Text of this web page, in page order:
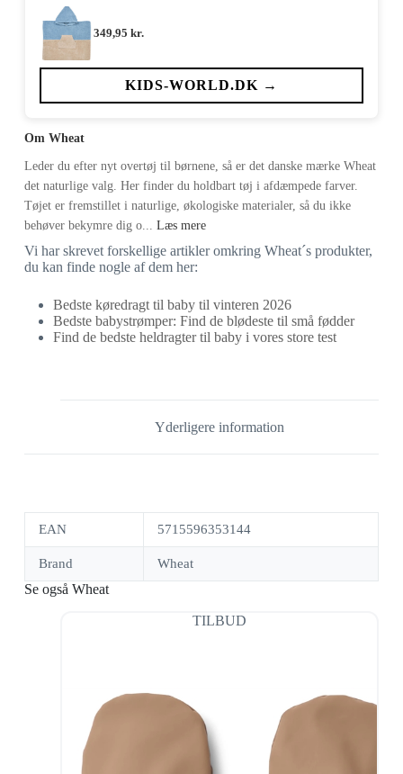
349,95 kr.
KIDS-WORLD.DK →
Om Wheat
Leder du efter nyt overtøj til børnene, så er det danske mærke Wheat
det naturlige valg. Her finder du holdbart tøj i afdæmpede farver.
Tøjet er fremstillet i naturlige, økologiske materialer, så du ikke
behøver bekymre dig o... Læs mere
Vi har skrevet forskellige artikler omkring Wheat´s produkter,
du kan finde nogle af dem her:
Bedste køredragt til baby til vinteren 2026
Bedste babystrømper: Find de blødeste til små fødder
Find de bedste heldragter til baby i vores store test
Yderligere information
EAN 5715596353144
Brand Wheat
Se også Wheat
TILBUD